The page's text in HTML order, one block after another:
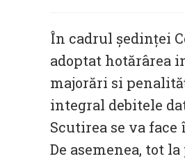
În cadrul ședinței
adoptat hotărârea
majorări si
integral debitele
Scutirea se va
De asemenea, tot